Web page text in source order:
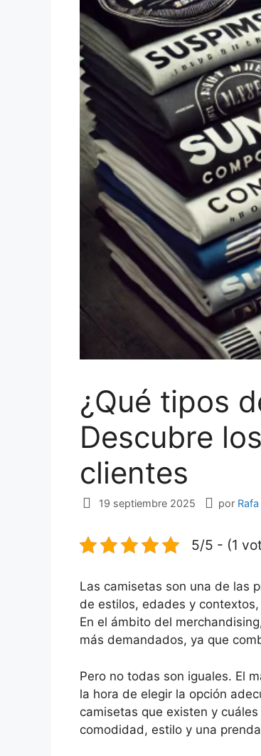
¿Qué tipos
Descubre
clientes
19 septiembre 2025 por Rafa
5/5 - (1
Las camisetas son una de las
de estilos, edades y
En el ámbito del
más demandados, ya que
Pero no todas son iguales. El
la hora de elegir la opción
camisetas que existen y
comodidad, estilo y una